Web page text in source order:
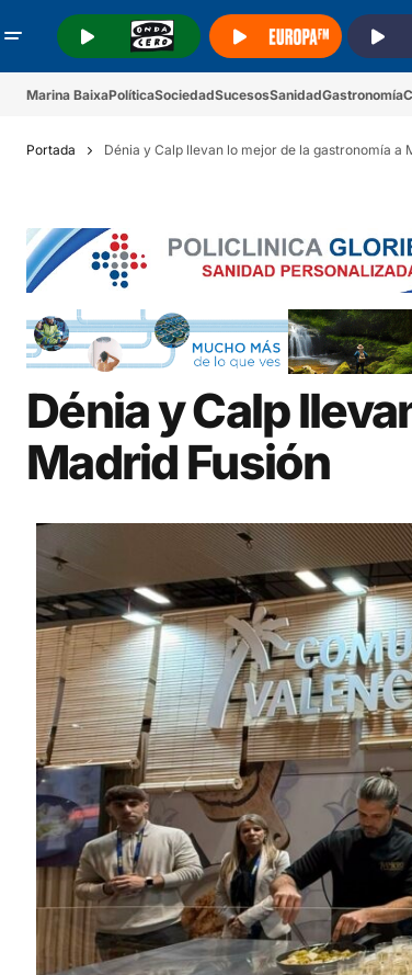
Marina BaixaPolíticaSociedadSucesosSanidadGastronomía
Portada Dénia y Calp llevan lo mejor de la gastronomía a
Dénia y Calp
Madrid Fusión